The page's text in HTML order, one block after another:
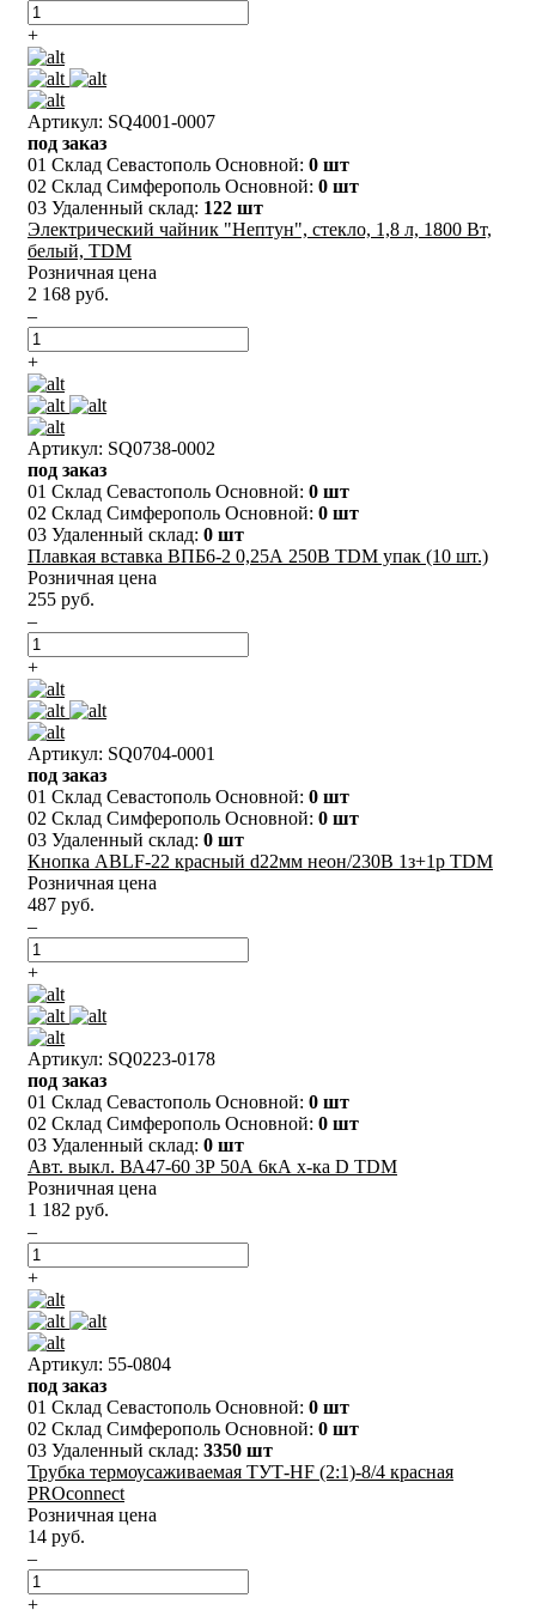
+
Артикул: SQ4001-0007
под заказ
01 Склад Севастополь Основной: 0 шт
02 Склад Симферополь Основной: 0 шт
03 Удаленный склад: 122 шт
Электрический чайник "Нептун", стекло, 1,8 л, 1800 Вт,
белый, TDM
Розничная цена
2 168 руб.
–
+
Артикул: SQ0738-0002
под заказ
01 Склад Севастополь Основной: 0 шт
02 Склад Симферополь Основной: 0 шт
03 Удаленный склад: 0 шт
Плавкая вставка ВПБ6-2 0,25А 250В TDM упак (10 шт.)
Розничная цена
255 руб.
–
+
Артикул: SQ0704-0001
под заказ
01 Склад Севастополь Основной: 0 шт
02 Склад Симферополь Основной: 0 шт
03 Удаленный склад: 0 шт
Кнопка ABLF-22 красный d22мм неон/230В 1з+1р TDM
Розничная цена
487 руб.
–
+
Артикул: SQ0223-0178
под заказ
01 Склад Севастополь Основной: 0 шт
02 Склад Симферополь Основной: 0 шт
03 Удаленный склад: 0 шт
Авт. выкл. ВА47-60 3Р 50А 6кА х-ка D TDM
Розничная цена
1 182 руб.
–
+
Артикул: 55-0804
под заказ
01 Склад Севастополь Основной: 0 шт
02 Склад Симферополь Основной: 0 шт
03 Удаленный склад: 3350 шт
Трубка термоусаживаемая ТУТ-HF (2:1)-8/4 красная
PROconnect
Розничная цена
14 руб.
–
+